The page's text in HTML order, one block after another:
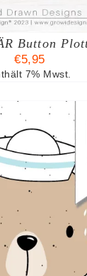
Button
€5,95
7% Mwst.